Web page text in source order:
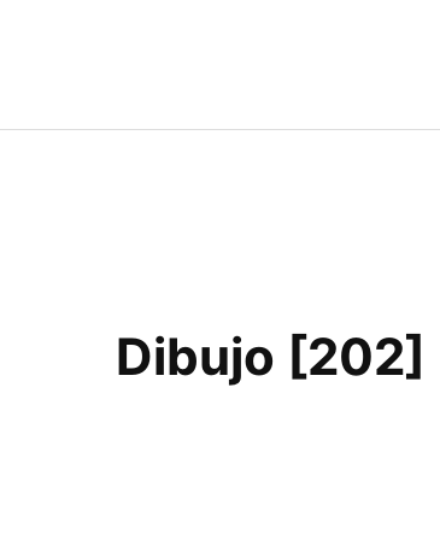
Dibujo [202]